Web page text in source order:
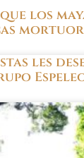
que los
les